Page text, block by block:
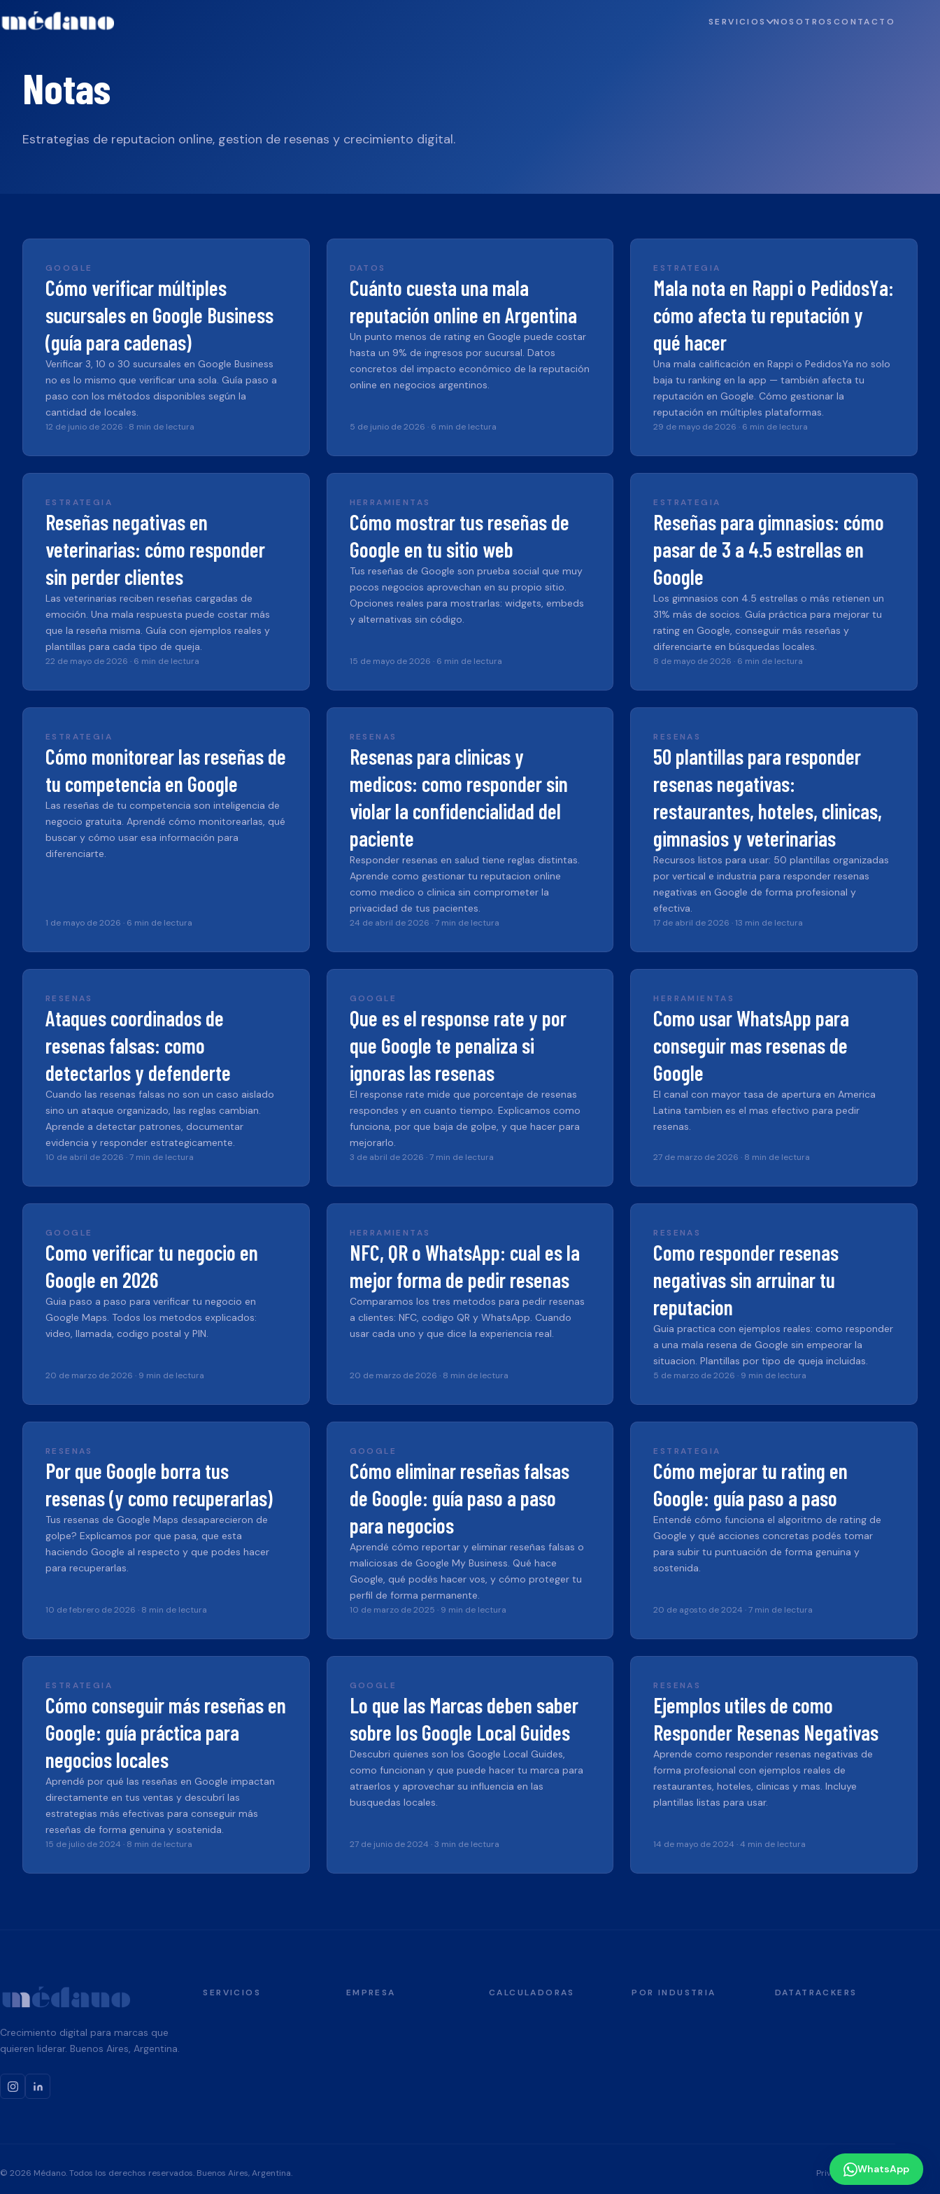
SERVICIOS NOSOTROS CONTACTO
Notas
Estrategias de reputacion online, gestion de resenas y crecimiento digital.
GOOGLE
Cómo verificar múltiples
sucursales en Google Business
(guía para cadenas)
Verificar 3, 10 o 30 sucursales en Google Business
no es lo mismo que verificar una sola. Guía paso a
paso con los métodos disponibles según la
cantidad de locales.
12 de junio de 2026 · 8 min de lectura
DATOS
Cuánto cuesta una mala
reputación online en Argentina
Un punto menos de rating en Google puede costar
hasta un 9% de ingresos por sucursal. Datos
concretos del impacto económico de la reputación
online en negocios argentinos.
5 de junio de 2026 · 6 min de lectura
ESTRATEGIA
Mala nota en Rappi o PedidosYa:
cómo afecta tu reputación y
qué hacer
Una mala calificación en Rappi o PedidosYa no solo
baja tu ranking en la app — también afecta tu
reputación en Google. Cómo gestionar la
reputación en múltiples plataformas.
29 de mayo de 2026 · 6 min de lectura
ESTRATEGIA
Reseñas negativas en
veterinarias: cómo responder
sin perder clientes
Las veterinarias reciben reseñas cargadas de
emoción. Una mala respuesta puede costar más
que la reseña misma. Guía con ejemplos reales y
plantillas para cada tipo de queja.
22 de mayo de 2026 · 6 min de lectura
HERRAMIENTAS
Cómo mostrar tus reseñas de
Google en tu sitio web
Tus reseñas de Google son prueba social que muy
pocos negocios aprovechan en su propio sitio.
Opciones reales para mostrarlas: widgets, embeds
y alternativas sin código.
15 de mayo de 2026 · 6 min de lectura
ESTRATEGIA
Reseñas para gimnasios: cómo
pasar de 3 a 4.5 estrellas en
Google
Los gimnasios con 4.5 estrellas o más retienen un
31% más de socios. Guía práctica para mejorar tu
rating en Google, conseguir más reseñas y
diferenciarte en búsquedas locales.
8 de mayo de 2026 · 6 min de lectura
ESTRATEGIA
Cómo monitorear las reseñas de
tu competencia en Google
Las reseñas de tu competencia son inteligencia de
negocio gratuita. Aprendé cómo monitorearlas, qué
buscar y cómo usar esa información para
diferenciarte.
1 de mayo de 2026 · 6 min de lectura
RESENAS
Resenas para clinicas y
medicos: como responder sin
violar la confidencialidad del
paciente
Responder resenas en salud tiene reglas distintas.
Aprende como gestionar tu reputacion online
como medico o clinica sin comprometer la
privacidad de tus pacientes.
24 de abril de 2026 ·7 min de lectura
RESENAS
50 plantillas para responder
resenas negativas:
restaurantes, hoteles, clinicas,
gimnasios y veterinarias
Recursos listos para usar: 50 plantillas organizadas
por vertical e industria para responder resenas
negativas en Google de forma profesional y
efectiva.
17 de abril de 2026 · 13 min de lectura
RESENAS
Ataques coordinados de
resenas falsas: como
detectarlos y defenderte
Cuando las resenas falsas no son un caso aislado
sino un ataque organizado, las reglas cambian.
Aprende a detectar patrones, documentar
evidencia y responder estrategicamente.
10 de abril de 2026 ·7 min de lectura
GOOGLE
Que es el response rate y por
que Google te penaliza si
ignoras las resenas
El response rate mide que porcentaje de resenas
respondes y en cuanto tiempo. Explicamos como
funciona, por que baja de golpe, y que hacer para
mejorarlo.
3 de abril de 2026 ·7 min de lectura
HERRAMIENTAS
Como usar WhatsApp para
conseguir mas resenas de
Google
El canal con mayor tasa de apertura en America
Latina tambien es el mas efectivo para pedir
resenas.
27 de marzo de 2026 · 8 min de lectura
GOOGLE
Como verificar tu negocio en
Google en 2026
Guia paso a paso para verificar tu negocio en
Google Maps. Todos los metodos explicados:
video, llamada, codigo postal y PIN.
20 de marzo de 2026 · 9 min de lectura
HERRAMIENTAS
NFC, QR o WhatsApp: cual es la
mejor forma de pedir resenas
Comparamos los tres metodos para pedir resenas
a clientes: NFC, codigo QR y WhatsApp. Cuando
usar cada uno y que dice la experiencia real.
20 de marzo de 2026 · 8 min de lectura
RESENAS
Como responder resenas
negativas sin arruinar tu
reputacion
Guia practica con ejemplos reales: como responder
a una mala resena de Google sin empeorar la
situacion. Plantillas por tipo de queja incluidas.
5 de marzo de 2026 · 9 min de lectura
RESENAS
Por que Google borra tus
resenas (y como recuperarlas)
Tus resenas de Google Maps desaparecieron de
golpe? Explicamos por que pasa, que esta
haciendo Google al respecto y que podes hacer
para recuperarlas.
10 de febrero de 2026 · 8 min de lectura
GOOGLE
Cómo eliminar reseñas falsas
de Google: guía paso a paso
para negocios
Aprendé cómo reportar y eliminar reseñas falsas o
maliciosas de Google My Business. Qué hace
Google, qué podés hacer vos, y cómo proteger tu
perfil de forma permanente.
10 de marzo de 2025 · 9 min de lectura
ESTRATEGIA
Cómo mejorar tu rating en
Google: guía paso a paso
Entendé cómo funciona el algoritmo de rating de
Google y qué acciones concretas podés tomar
para subir tu puntuación de forma genuina y
sostenida.
20 de agosto de 2024 ·7 min de lectura
ESTRATEGIA
Cómo conseguir más reseñas en
Google: guía práctica para
negocios locales
Aprendé por qué las reseñas en Google impactan
directamente en tus ventas y descubrí las
estrategias más efectivas para conseguir más
reseñas de forma genuina y sostenida.
15 de julio de 2024 · 8 min de lectura
GOOGLE
Lo que las Marcas deben saber
sobre los Google Local Guides
Descubri quienes son los Google Local Guides,
como funcionan y que puede hacer tu marca para
atraerlos y aprovechar su influencia en las
busquedas locales.
27 de junio de 2024 ·3 min de lectura
RESENAS
Ejemplos utiles de como
Responder Resenas Negativas
Aprende como responder resenas negativas de
forma profesional con ejemplos reales de
restaurantes, hoteles, clinicas y mas. Incluye
plantillas listas para usar.
14 de mayo de 2024 ·4 min de lectura
Crecimiento digital para marcas que
quieren liderar. Buenos Aires, Argentina.
SERVICIOS EMPRESA CALCULADORAS POR INDUSTRIA DATATRACKERS
© 2026 Médano. Todos los derechos reservados. Buenos Aires, Argentina. PrivacidadTérminos
WhatsApp